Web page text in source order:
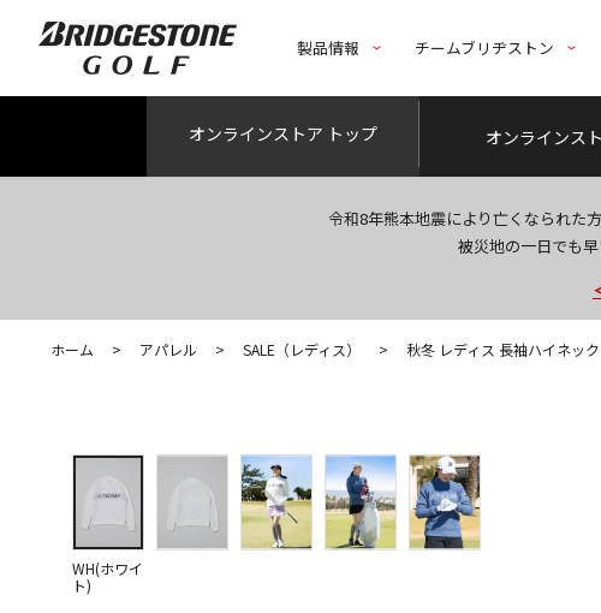
製品情報 チームブリヂストン
オンラインストア トップ オンラインス
令和8年熊本地震により亡くなられた
被災地の一日でも
ホーム > アパレル > SALE（レディス） > 秋冬 レディス 長袖ハイネッ
WH(ホワイ
ト)